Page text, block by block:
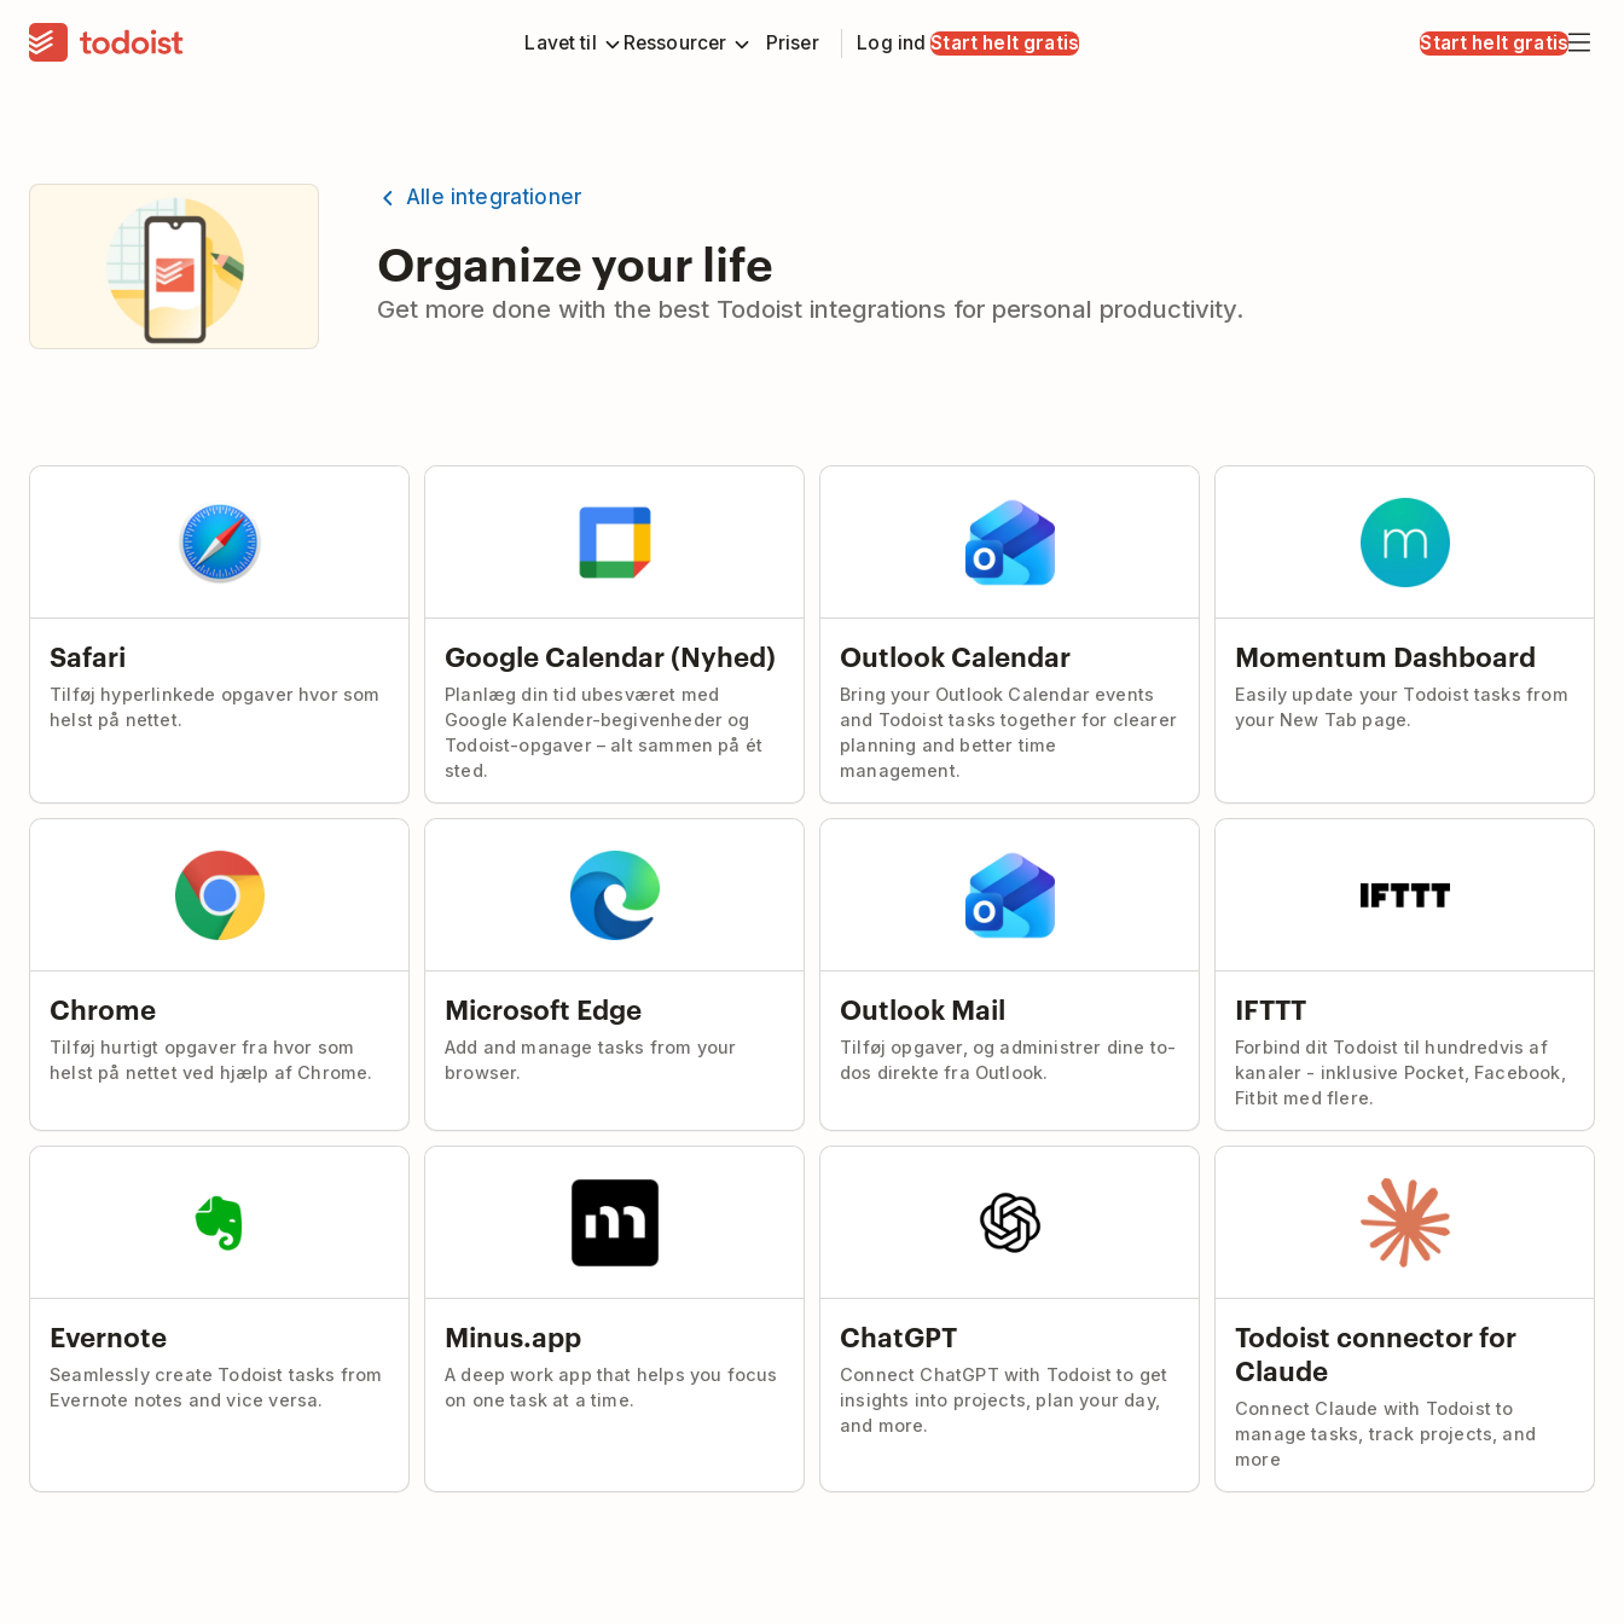
Lavet til Ressourcer Priser Log ind Start helt gratis Start helt gratis
Alle integrationer
Organize your life
Get more done with the best Todoist integrations for personal productivity.
Safari
Tilføj hyperlinkede opgaver hvor som
helst på nettet.
Google Calendar (Nyhed)
Planlæg din tid ubesværet med
Google Kalender-begivenheder og
Todoist-opgaver – alt sammen på ét
sted.
Outlook Calendar
Bring your Outlook Calendar events
and Todoist tasks together for clearer
planning and better time
management.
Momentum Dashboard
Easily update your Todoist tasks from
your New Tab page.
Chrome
Tilføj hurtigt opgaver fra hvor som
helst på nettet ved hjælp af Chrome.
Microsoft Edge
Add and manage tasks from your
browser.
Outlook Mail
Tilføj opgaver, og administrer dine to-
dos direkte fra Outlook.
IFTTT
Forbind dit Todoist til hundredvis af
kanaler - inklusive Pocket, Facebook,
Fitbit med flere.
Evernote
Seamlessly create Todoist tasks from
Evernote notes and vice versa.
Minus.app
A deep work app that helps you focus
on one task at a time.
ChatGPT
Connect ChatGPT with Todoist to get
insights into projects, plan your day,
and more.
Todoist connector for
Claude
Connect Claude with Todoist to
manage tasks, track projects, and
more